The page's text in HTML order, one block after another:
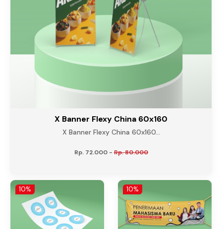
X Banner Flexy China 60x160
X Banner Flexy China 60x160...
Rp. 72.000-Rp. 80.000
10% 10%